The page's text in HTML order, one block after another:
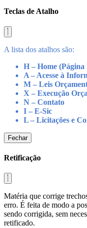
Teclas de Atalho
A lista dos atalhos são:
H – Home
A – Acesse à
M – Leis
X – Execução
N – Contato
I – E-Sic
L – Licitações e
Fechar
Retificação
Matéria que corrige
erro. É feita de modo a
sendo corrigida, sem
retificado.